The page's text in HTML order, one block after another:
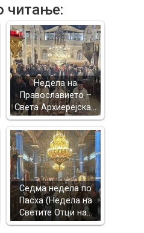
читање:
Недела на
Православието –
Света Архиерејска…
Седма недела по
Пасха (Недела на
Светите Отци на…